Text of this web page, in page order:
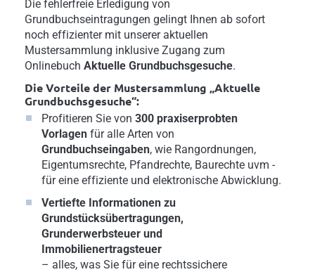
Die fehlerfreie Erledigung von
Grundbuchseintragungen gelingt Ihnen ab sofort
noch effizienter mit unserer aktuellen
Mustersammlung inklusive Zugang zum
Onlinebuch Aktuelle Grundbuchsgesuche.
Die Vorteile der Mustersammlung „Aktuelle
Grundbuchsgesuche“:
Profitieren Sie von 300 praxiserprobten
Vorlagen für alle Arten von
Grundbuchseingaben, wie Rangordnungen,
Eigentumsrechte, Pfandrechte, Baurechte uvm -
für eine effiziente und elektronische Abwicklung.
Vertiefte Informationen zu
Grundstücksübertragungen,
Grunderwerbsteuer und
Immobilienertragsteuer
– alles, was Sie für eine rechtssichere